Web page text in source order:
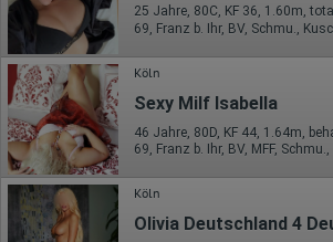
Hotjar
Wir nutzen Hotjar als Webanalysedient. Es
Daten über das Benutzerverhalten zu
auch im Rahmen von Umfragen und
auf unserer Website eingebunden sind, von
Informationen verarbeiten.
Herausgeber:
Hotjar Limited, Malta
Erhobene Daten:
25 Jahre, 80C, KF 36, 1.60m,
Köln
Sexy Milf Isabella
46 Jahre, 80D, KF 44, 1.64m,
Köln